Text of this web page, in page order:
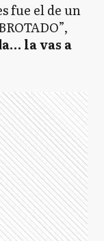
fue el de un
la vas a